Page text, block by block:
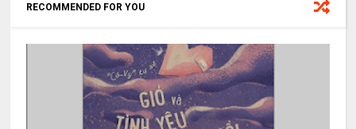
RECOMMENDED FOR YOU